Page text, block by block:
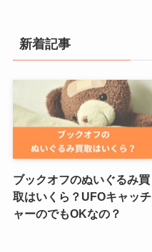
新着記事
ブックオフのぬいぐるみ買
取はいくら？UFOキャッチ
ャーのでもOKなの？